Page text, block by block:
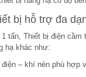
bị hỗ trợ đa
tấn, Thiết bị điện cầm
hạ khác như:
– khí nén phù hợp